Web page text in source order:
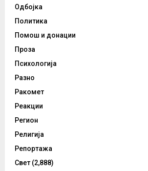
Одбојка
Политика
Помош и донации
Проза
Психологија
Разно
Ракомет
Реакции
Регион
Религија
Репортажа
Свет (2,888)